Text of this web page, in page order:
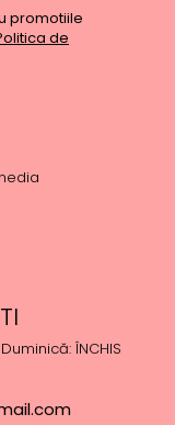
promotiile
de
ÎNCHIS